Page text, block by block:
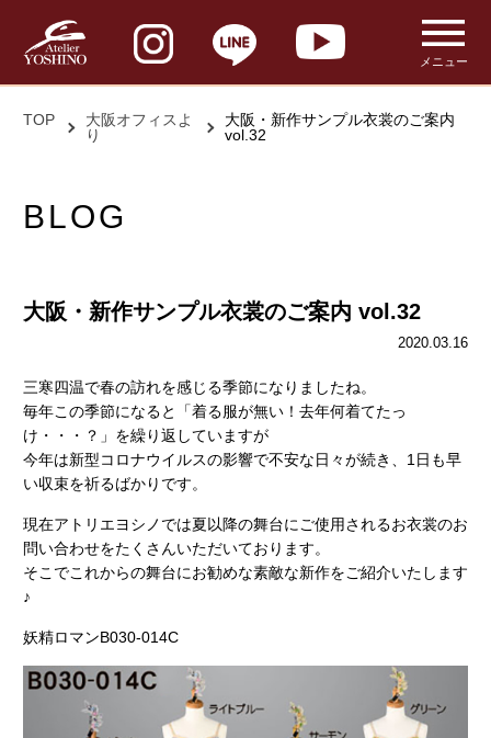
メニュー
TOP
大阪オフィスよ
り
大阪・新作サンプル衣裳のご案内
vol.32
BLOG
大阪・新作サンプル衣裳のご案内 vol.32
2020.03.16
三寒四温で春の訪れを感じる季節になりましたね。
毎年この季節になると「着る服が無い！去年何着てたっ
け・・・？」を繰り返していますが
今年は新型コロナウイルスの影響で不安な日々が続き、1日も早
い収束を祈るばかりです。
現在アトリエヨシノでは夏以降の舞台にご使用されるお衣裳のお
問い合わせをたくさんいただいております。
そこでこれからの舞台にお勧めな素敵な新作をご紹介いたします
♪
妖精ロマンB030-014C